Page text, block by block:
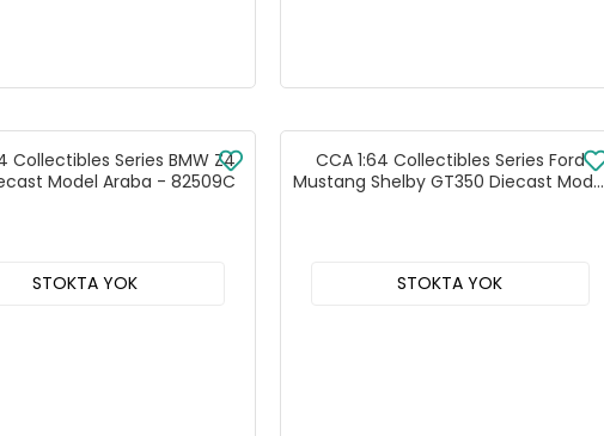
Collectibles Series BMW Z4
Model Araba - 82509C
STOKTA YOK
CCA 1:64 Collectibles Series Ford
Mustang Shelby GT350 Diecast Model
STOKTA YOK